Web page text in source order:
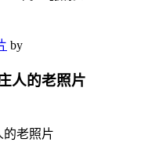
by
人的老照片